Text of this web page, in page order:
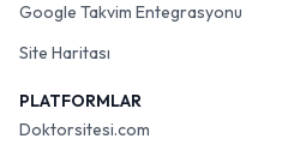
Google Takvim Entegrasyonu
Site Haritası
PLATFORMLAR
Doktorsitesi.com